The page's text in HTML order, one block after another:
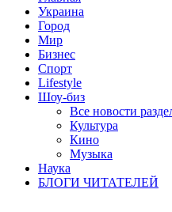
Украина
Город
Мир
Бизнес
Спорт
Lifestyle
Шоу-биз
Все новости
Культура
Кино
Музыка
Наука
БЛОГИ ЧИТАТЕЛЕЙ